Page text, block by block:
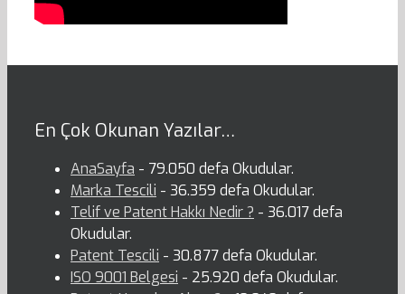
En Çok Okunan Yazılar…
AnaSayfa - 79.050 defa Okudular.
Marka Tescili - 36.359 defa Okudular.
Telif ve Patent Hakkı Nedir ? - 36.017 defa
Okudular.
Patent Tescili - 30.877 defa Okudular.
ISO 9001 Belgesi - 25.920 defa Okudular.